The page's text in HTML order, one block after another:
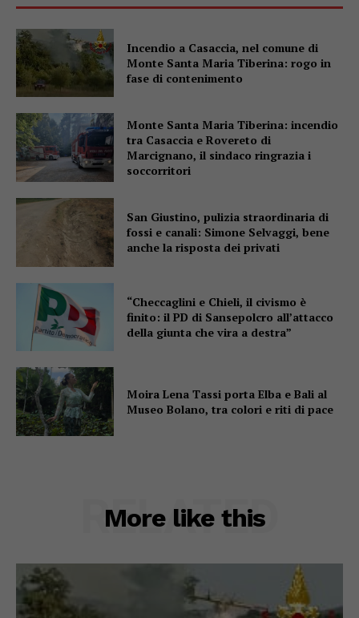
Incendio a Casaccia, nel comune di
Monte Santa Maria Tiberina: rogo in
fase di contenimento
Monte Santa Maria Tiberina: incendio
tra Casaccia e Rovereto di
Marcignano, il sindaco ringrazia i
soccorritori
San Giustino, pulizia straordinaria di
fossi e canali: Simone Selvaggi, bene
anche la risposta dei privati
“Checcaglini e Chieli, il civismo è
finito: il PD di Sansepolcro all’attacco
della giunta che vira a destra”
Moira Lena Tassi porta Elba e Bali al
Museo Bolano, tra colori e riti di pace
More like this
RELATED